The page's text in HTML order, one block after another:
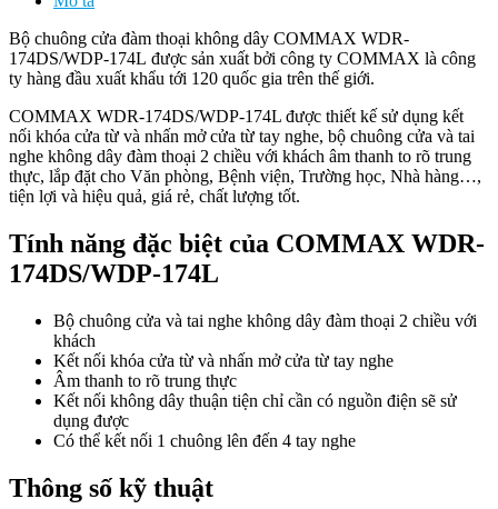
Bộ chuông cửa đàm thoại không dây COMMAX WDR-
174DS/WDP-174L được sản xuất bởi công ty COMMAX là công
ty hàng đầu xuất khẩu tới 120 quốc gia trên thế giới.
COMMAX WDR-174DS/WDP-174L được thiết kế sử dụng kết
nối khóa cửa từ và nhấn mở cửa từ tay nghe, bộ chuông cửa và tai
nghe không dây đàm thoại 2 chiều với khách âm thanh to rõ trung
thực, lắp đặt cho Văn phòng, Bệnh viện, Trường học, Nhà hàng…,
tiện lợi và hiệu quả, giá rẻ, chất lượng tốt.
Tính năng đặc biệt của COMMAX WDR-
174DS/WDP-174L
Bộ chuông cửa và tai nghe không dây đàm thoại 2 chiều với
khách
Kết nối khóa cửa từ và nhấn mở cửa từ tay nghe
Âm thanh to rõ trung thực
Kết nối không dây thuận tiện chỉ cần có nguồn điện sẽ sử
dụng được
Có thể kết nối 1 chuông lên đến 4 tay nghe
Thông số kỹ thuật